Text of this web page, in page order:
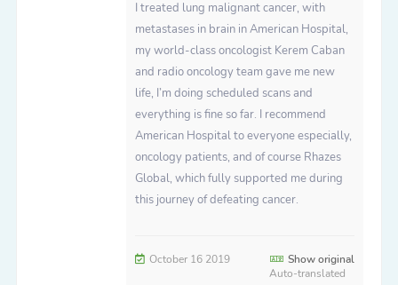
I treated lung malignant cancer, with
metastases in brain in American Hospital,
my world-class oncologist Kerem Caban
and radio oncology team gave me new
life, I’m doing scheduled scans and
everything is fine so far. I recommend
American Hospital to everyone especially,
oncology patients, and of course Rhazes
Global, which fully supported me during
this journey of defeating cancer.
October 16 2019
Show original
Auto-translated